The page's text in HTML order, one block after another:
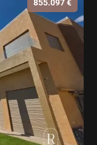
855.097 €